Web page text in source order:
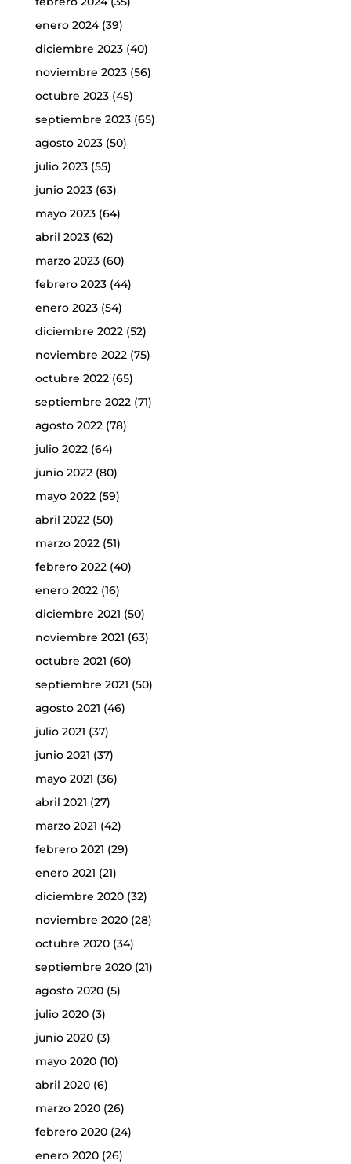
enero 2024(39)
diciembre 2023(40)
noviembre 2023(56)
octubre 2023(45)
septiembre 2023(65)
agosto 2023(50)
julio 2023(55)
junio 2023(63)
mayo 2023(64)
abril 2023(62)
marzo 2023(60)
febrero 2023(44)
enero 2023(54)
diciembre 2022(52)
noviembre 2022(75)
octubre 2022(65)
septiembre 2022(71)
agosto 2022(78)
julio 2022(64)
junio 2022(80)
mayo 2022(59)
abril 2022(50)
marzo 2022(51)
febrero 2022(40)
enero 2022(16)
diciembre 2021 (50)
noviembre 2021 (63)
octubre 2021 (60)
septiembre 2021 (50)
agosto 2021 (46)
julio 2021 (37)
junio 2021 (37)
mayo 2021 (36)
abril 2021 (27)
marzo 2021 (42)
febrero 2021 (29)
enero 2021 (21)
diciembre 2020(32)
noviembre 2020(28)
octubre 2020(34)
septiembre 2020(21)
agosto 2020(5)
julio 2020(3)
junio 2020(3)
mayo 2020(10)
abril 2020(6)
marzo 2020(26)
febrero 2020(24)
enero 2020(26)